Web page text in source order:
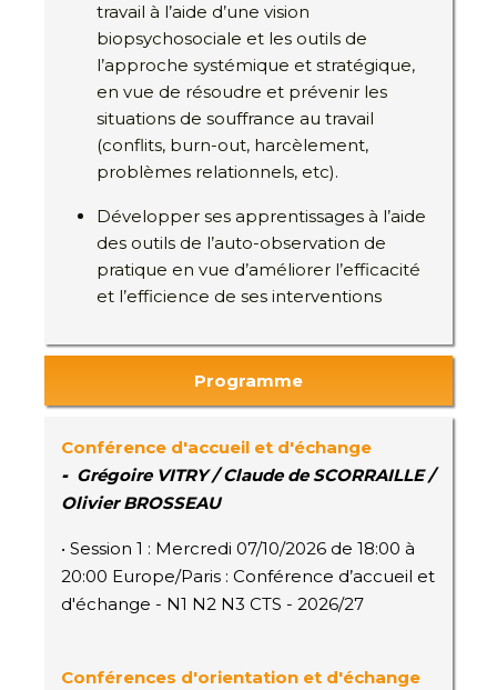
travail à l’aide d’une vision
biopsychosociale et les outils de
l’approche systémique et stratégique,
en vue de résoudre et prévenir les
situations de souffrance au travail
(conflits, burn-out, harcèlement,
problèmes relationnels, etc).
Développer ses apprentissages à l’aide
des outils de l’auto-observation de
pratique en vue d’améliorer l’efficacité
et l’efficience de ses interventions
Programme
Conférence d'accueil et d'échange
- Grégoire VITRY / Claude de SCORRAILLE /
Olivier BROSSEAU
• Session 1 : Mercredi 07/10/2026 de 18:00 à
20:00 Europe/Paris : Conférence d’accueil et
d'échange - N1 N2 N3 CTS - 2026/27
Conférences d'orientation et d'échange